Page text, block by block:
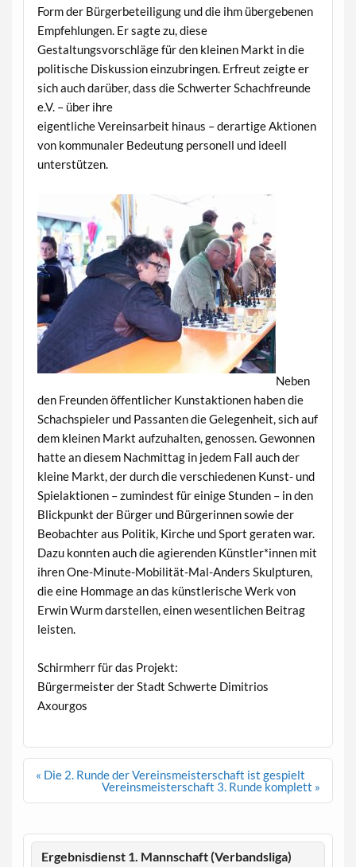
Form der Bürgerbeteiligung und die ihm übergebenen
Empfehlungen. Er sagte zu, diese
Gestaltungsvorschläge für den kleinen Markt in die
politische Diskussion einzubringen. Erfreut zeigte er
sich auch darüber, dass die Schwerter Schachfreunde
e.V. – über ihre
eigentliche Vereinsarbeit hinaus – derartige Aktionen
von kommunaler Bedeutung personell und ideell
unterstützen.
Neben
den Freunden öffentlicher Kunstaktionen haben die
Schachspieler und Passanten die Gelegenheit, sich auf
dem kleinen Markt aufzuhalten, genossen. Gewonnen
hatte an diesem Nachmittag in jedem Fall auch der
kleine Markt, der durch die verschiedenen Kunst- und
Spielaktionen – zumindest für einige Stunden – in den
Blickpunkt der Bürger und Bürgerinnen sowie der
Beobachter aus Politik, Kirche und Sport geraten war.
Dazu konnten auch die agierenden Künstler*innen mit
ihren One-Minute-Mobilität-Mal-Anders Skulpturen,
die eine Hommage an das künstlerische Werk von
Erwin Wurm darstellen, einen wesentlichen Beitrag
leisten.
Schirmherr für das Projekt:
Bürgermeister der Stadt Schwerte Dimitrios
Axourgos
Beitragsnavigation
« Die 2. Runde der Vereinsmeisterschaft ist gespielt
Vereinsmeisterschaft 3. Runde komplett »
Ergebnisdienst 1. Mannschaft (Verbandsliga)